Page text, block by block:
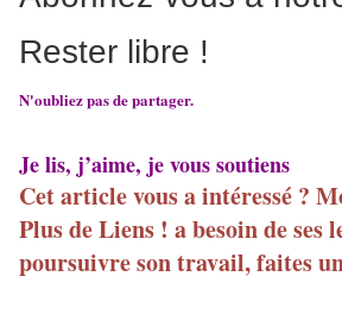
Rester libre !
N'oubliez pas de partager.
Je lis, j’aime, je vous soutiens
Cet article vous a intéressé ?
Plus de Liens ! a besoin de ses
poursuivre son travail, faites